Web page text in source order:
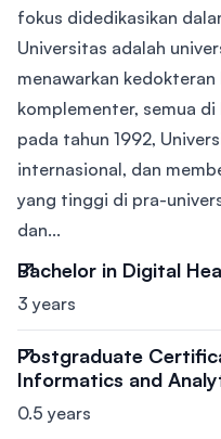
fokus didedikasikan
Universitas adalah
menawarkan
komplementer, semua
pada tahun 1992,
internasional, dan
yang tinggi di pra-
dan...
Bachelor in Digital
3 years
Postgraduate
Informatics and
0.5 years